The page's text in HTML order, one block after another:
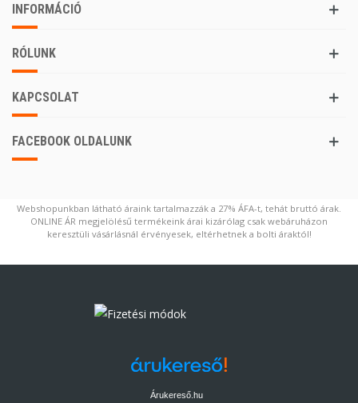
INFORMÁCIÓ
RÓLUNK
KAPCSOLAT
FACEBOOK OLDALUNK
Webshopunkban látható áraink tartalmazzák a 27% ÁFA-t, tehát bruttó árak.
ONLINE ÁR megjelölésű termékeink árai kizárólag csak webáruházon
keresztüli vásárlásnál érvényesek, eltérhetnek a bolti áraktól!
Árukereső.hu